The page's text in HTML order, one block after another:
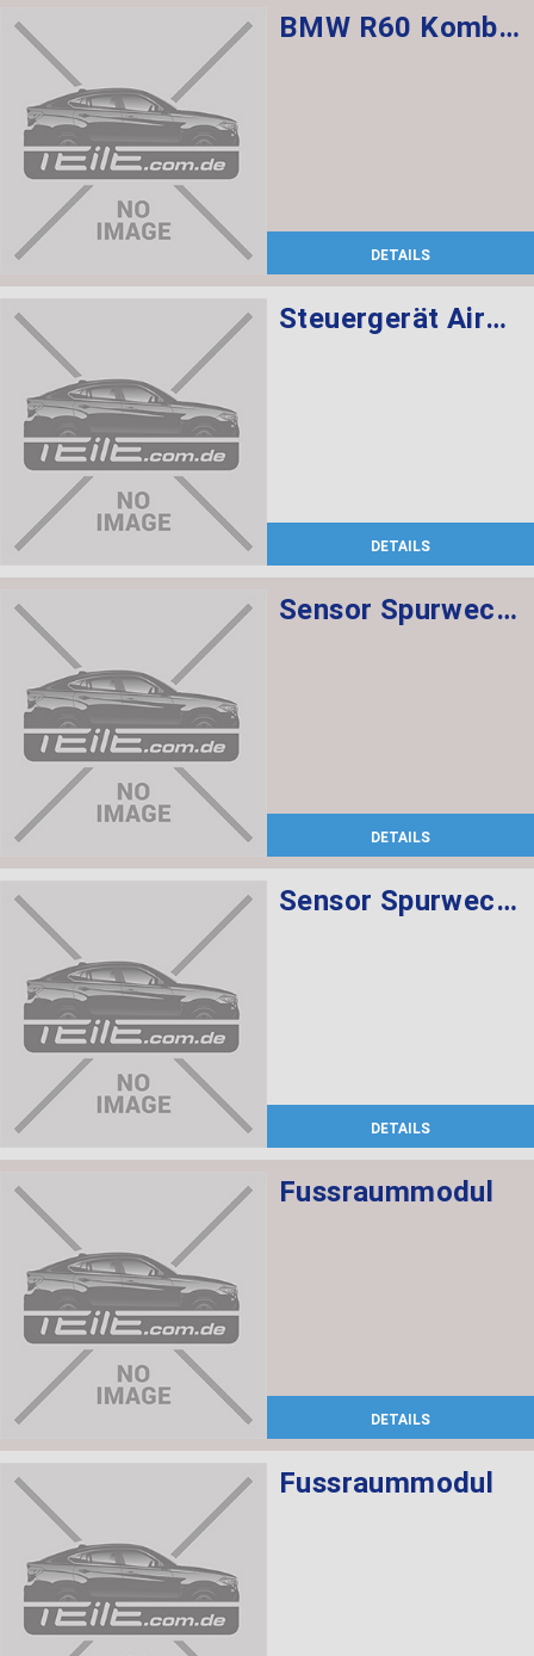
BMW R60 Kombischalter links L=520
DETAILS
Steuergerät Airbag
DETAILS
Sensor Spurwechselwarnung Master links
DETAILS
Sensor Spurwechselwarnung Slave rechts
DETAILS
Fussraummodul
DETAILS
Fussraummodul